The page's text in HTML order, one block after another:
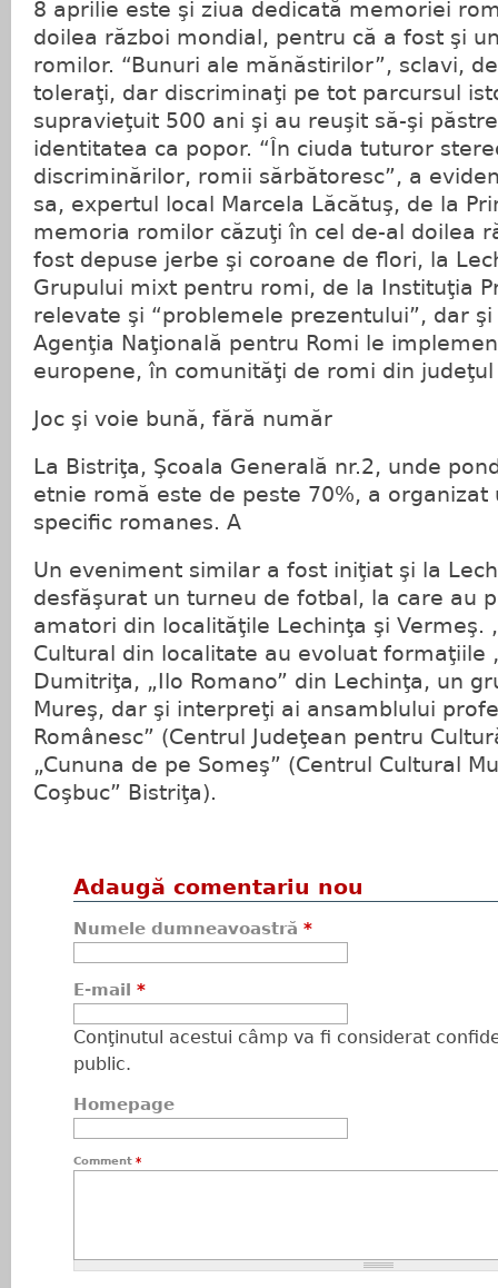
8 aprilie este şi ziua dedicată memoriei
doilea război mondial, pentru că a fost şi
romilor. “Bunuri ale mănăstirilor”, sclavi,
toleraţi, dar discriminaţi pe tot parcursul
supravieţuit 500 ani şi au reuşit să-şi
identitatea ca popor. “În ciuda tuturor
discriminărilor, romii sărbătoresc”, a
sa, expertul local Marcela Lăcătuş, de la
memoria romilor căzuţi în cel de-al doilea
fost depuse jerbe şi coroane de flori, la
Grupului mixt pentru romi, de la Instituţia
relevate şi “problemele prezentului”, dar
Agenţia Naţională pentru Romi le
europene, în comunităţi de romi din
Joc şi voie bună, fără număr
La Bistriţa, Şcoala Generală nr.2, unde
etnie romă este de peste 70%, a organizat
specific romanes. A
Un eveniment similar a fost iniţiat şi la
desfăşurat un turneu de fotbal, la care au
amatori din localităţile Lechinţa şi Vermeş.
Cultural din localitate au evoluat formaţiile
Dumitriţa, „Ilo Romano” din Lechinţa, un
Mureş, dar şi interpreţi ai ansamblului
Românesc” (Centrul Judeţean pentru
„Cununa de pe Someş” (Centrul Cultural
Coşbuc” Bistriţa).
Adaugă comentariu nou
Numele dumneavoastră *
E-mail *
Conţinutul acestui câmp va fi considerat
public.
Homepage
Comment *